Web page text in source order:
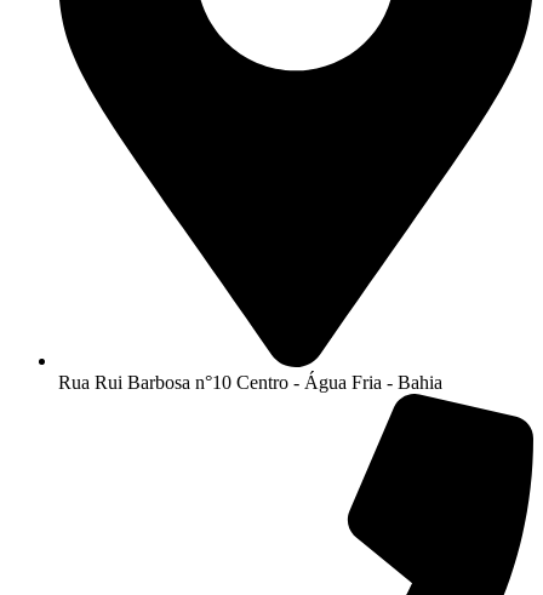
Rua Rui Barbosa n°10 Centro - Água Fria - Bahia